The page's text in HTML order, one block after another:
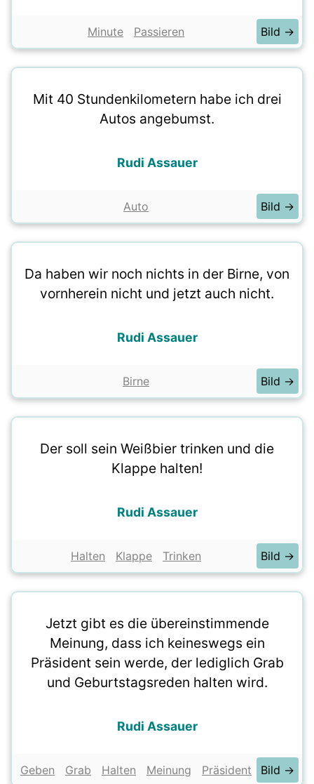
Minute Passieren Bild →
Mit 40 Stundenkilometern habe ich drei
Autos angebumst.
Rudi Assauer
Auto Bild →
Da haben wir noch nichts in der Birne, von
vornherein nicht und jetzt auch nicht.
Rudi Assauer
Birne Bild →
Der soll sein Weißbier trinken und die
Klappe halten!
Rudi Assauer
Halten Klappe Trinken Bild →
Jetzt gibt es die übereinstimmende
Meinung, dass ich keineswegs ein
Präsident sein werde, der lediglich Grab
und Geburtstagsreden halten wird.
Rudi Assauer
Geben Grab Halten Meinung Präsident Bild →